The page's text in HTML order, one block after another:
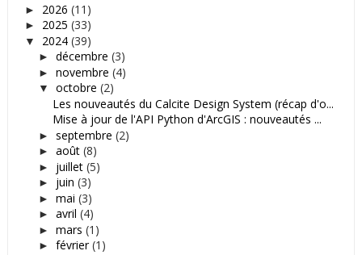
► 2026 (11)
► 2025 (33)
▼ 2024 (39)
► décembre (3)
► novembre (4)
▼ octobre (2)
Les nouveautés du Calcite Design System (récap d'o...
Mise à jour de l'API Python d'ArcGIS : nouveautés ...
► septembre (2)
► août (8)
► juillet (5)
► juin (3)
► mai (3)
► avril (4)
► mars (1)
► février(1)